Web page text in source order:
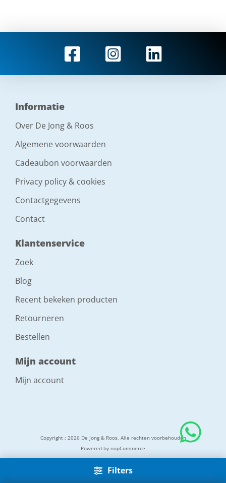
Filters
Informatie
Over De Jong & Roos
Algemene voorwaarden
Cadeaubon voorwaarden
Privacy policy & cookies
Contactgegevens
Contact
Klantenservice
Zoek
Blog
Recent bekeken producten
Retourneren
Bestellen
Mijn account
Mijn account
Copyright ; 2026 De Jong & Roos. Alle rechten voorbehouden
Powered by nopCommerce